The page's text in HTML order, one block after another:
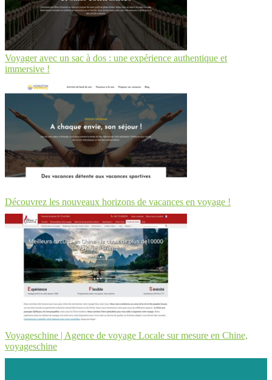
Voyager avec un sac à dos : une expérience authentique et
immersive !
Découvrez les nouveaux horizons de vacances en voyage !
Voyageschine | Agence de voyage Locale sur mesure en Chine,
voyageschi­ne